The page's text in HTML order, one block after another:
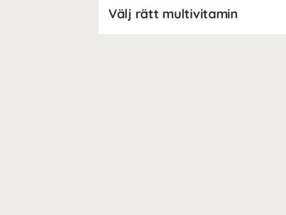
Välj rätt multivitamin